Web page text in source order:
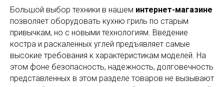
Большой выбор техники в нашем интернет-магазине
позволяет оборудовать кухню гриль по старым
привычкам, но с новыми технологиям. Введение
костра и раскаленных углей предъявляет самые
высокие требования к характеристикам моделей. На
этом фоне безопасность, надежность, долговечность
представленных в этом разделе товаров не вызывают